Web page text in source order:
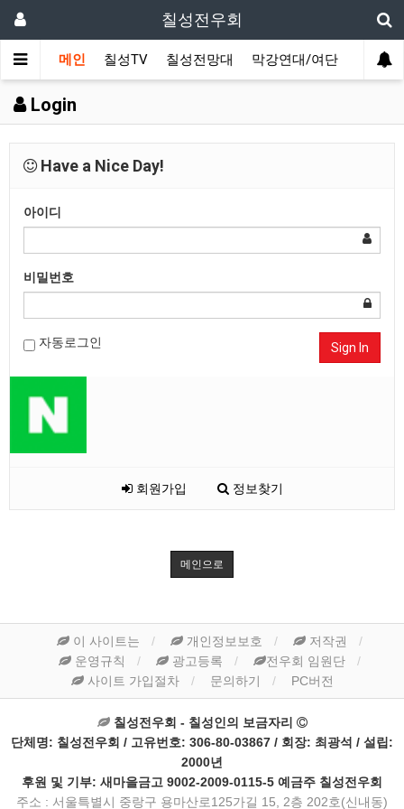
칠성전우회
메인 칠성TV 칠성전망대 막강연대/여단 사단
Login
Have a Nice Day!
아이디
비밀번호
자동로그인 Sign In
회원가입 정보찾기
메인으로
이 사이트는 개인정보보호
저작권
운영규칙
광고등록
전우회 임원단
사이트 가입절차
문의하기 PC버전
칠성전우회 - 칠성인의 보금자리
단체명: 칠성전우회 / 고유번호: 306-80-03867 / 회장: 최광석 / 설립:
2000년
후원 및 기부: 새마을금고 9002-2009-0115-5 예금주 칠성전우회
주소 : 서울특별시 중랑구 용마산로125가길 15, 2층 202호(신내동)